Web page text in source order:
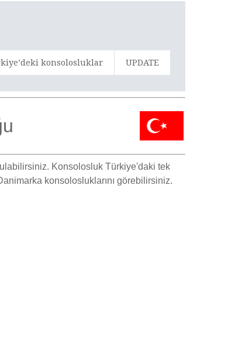
konsolosluklar UPDATE
Konsolosluk Türkiye'daki tek
konsolosluklarını görebilirsiniz.